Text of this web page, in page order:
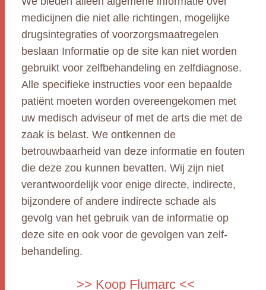
medicijnen die niet alle richtingen, mogelijke
drugsintegraties of voorzorgsmaatregelen
beslaan Informatie op de site kan niet worden
gebruikt voor zelfbehandeling en zelfdiagnose.
Alle specifieke instructies voor een bepaalde
patiënt moeten worden overeengekomen met
uw medisch adviseur of met de arts die met de
zaak is belast. We ontkennen de
betrouwbaarheid van deze informatie en fouten
die deze zou kunnen bevatten. Wij zijn niet
verantwoordelijk voor enige directe, indirecte,
bijzondere of andere indirecte schade als
gevolg van het gebruik van de informatie op
deze site en ook voor de gevolgen van zelf-
behandeling.
>> Koop Flumarc <<